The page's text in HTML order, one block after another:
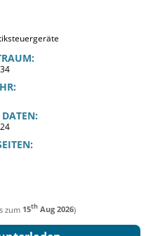
zum 15thAug 2026)